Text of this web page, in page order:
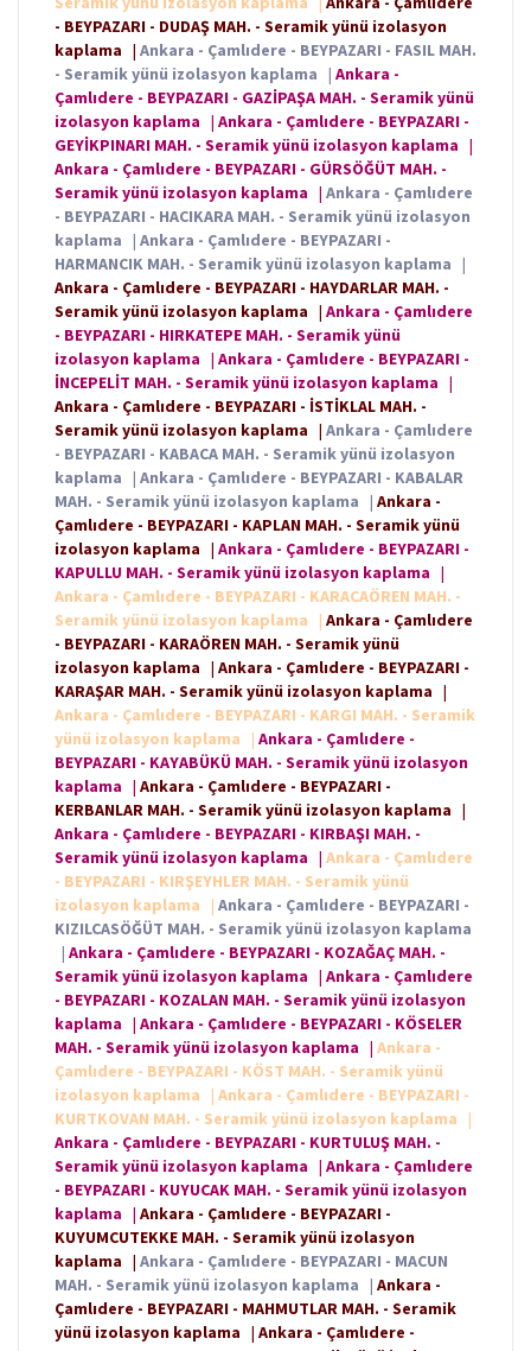
- BEYPAZARI - DUDAŞ MAH. - Seramik yünü izolasyon
kaplama | Ankara - Çamlıdere - BEYPAZARI - FASIL MAH.
- Seramik yünü izolasyon kaplama | Ankara -
Çamlıdere - BEYPAZARI - GAZİPAŞA MAH. - Seramik yünü
izolasyon kaplama | Ankara - Çamlıdere - BEYPAZARI -
GEYİKPINARI MAH. - Seramik yünü izolasyon kaplama |
Ankara - Çamlıdere - BEYPAZARI - GÜRSÖĞÜT MAH. -
Seramik yünü izolasyon kaplama | Ankara - Çamlıdere
- BEYPAZARI - HACIKARA MAH. - Seramik yünü izolasyon
kaplama | Ankara - Çamlıdere - BEYPAZARI -
HARMANCIK MAH. - Seramik yünü izolasyon kaplama |
Ankara - Çamlıdere - BEYPAZARI - HAYDARLAR MAH. -
Seramik yünü izolasyon kaplama | Ankara - Çamlıdere
- BEYPAZARI - HIRKATEPE MAH. - Seramik yünü
izolasyon kaplama | Ankara - Çamlıdere - BEYPAZARI -
İNCEPELİT MAH. - Seramik yünü izolasyon kaplama |
Ankara - Çamlıdere - BEYPAZARI - İSTİKLAL MAH. -
Seramik yünü izolasyon kaplama | Ankara - Çamlıdere
- BEYPAZARI - KABACA MAH. - Seramik yünü izolasyon
kaplama | Ankara - Çamlıdere - BEYPAZARI - KABALAR
MAH. - Seramik yünü izolasyon kaplama | Ankara -
Çamlıdere - BEYPAZARI - KAPLAN MAH. - Seramik yünü
izolasyon kaplama | Ankara - Çamlıdere - BEYPAZARI -
KAPULLU MAH. - Seramik yünü izolasyon kaplama |
Ankara - Çamlıdere - BEYPAZARI - KARACAÖREN MAH. -
Seramik yünü izolasyon kaplama
| Ankara - Çamlıdere
- BEYPAZARI - KARAÖREN MAH. - Seramik yünü
izolasyon kaplama | Ankara - Çamlıdere - BEYPAZARI -
KARAŞAR MAH. - Seramik yünü izolasyon kaplama |
Ankara - Çamlıdere - BEYPAZARI - KARGI MAH. - Seramik
yünü izolasyon kaplama
| Ankara - Çamlıdere -
BEYPAZARI - KAYABÜKÜ MAH. - Seramik yünü izolasyon
kaplama | Ankara - Çamlıdere - BEYPAZARI -
KERBANLAR MAH. - Seramik yünü izolasyon kaplama |
Ankara - Çamlıdere - BEYPAZARI - KIRBAŞI MAH. -
Seramik yünü izolasyon kaplama | Ankara - Çamlıdere
- BEYPAZARI - KIRŞEYHLER MAH. - Seramik yünü
izolasyon kaplama
| Ankara - Çamlıdere - BEYPAZARI -
KIZILCASÖĞÜT MAH. - Seramik yünü izolasyon kaplama
| Ankara - Çamlıdere - BEYPAZARI - KOZAĞAÇ MAH. -
Seramik yünü izolasyon kaplama | Ankara - Çamlıdere
- BEYPAZARI - KOZALAN MAH. - Seramik yünü izolasyon
kaplama | Ankara - Çamlıdere - BEYPAZARI - KÖSELER
MAH. - Seramik yünü izolasyon kaplama | Ankara -
Çamlıdere - BEYPAZARI - KÖST MAH. - Seramik yünü
izolasyon kaplama
| Ankara - Çamlıdere - BEYPAZARI -
KURTKOVAN MAH. - Seramik yünü izolasyon kaplama
|
Ankara - Çamlıdere - BEYPAZARI - KURTULUŞ MAH. -
Seramik yünü izolasyon kaplama | Ankara - Çamlıdere
- BEYPAZARI - KUYUCAK MAH. - Seramik yünü izolasyon
kaplama | Ankara - Çamlıdere - BEYPAZARI -
KUYUMCUTEKKE MAH. - Seramik yünü izolasyon
kaplama | Ankara - Çamlıdere - BEYPAZARI - MACUN
MAH. - Seramik yünü izolasyon kaplama | Ankara -
Çamlıdere - BEYPAZARI - MAHMUTLAR MAH. - Seramik
yünü izolasyon kaplama | Ankara - Çamlıdere -